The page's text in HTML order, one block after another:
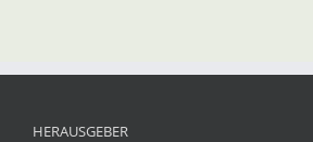
HERAUSGEBER